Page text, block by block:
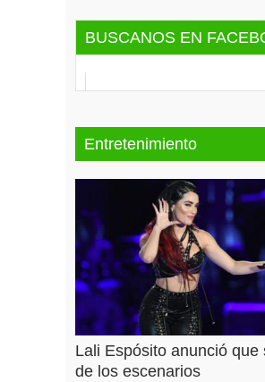
BUSCANOS EN
Entretenimiento
Lali Espósito anunció que
de los escenarios